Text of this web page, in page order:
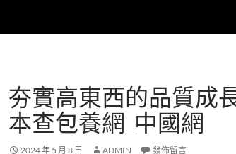
夯實高東西的品質成
本查包養網_中國網
2024 年 5 月 8 日 ADMIN 發佈留言